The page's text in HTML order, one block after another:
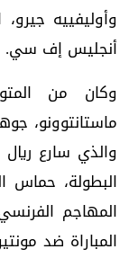
وأوليفييه
أنجليس إف سي.
وكان من
والذي سارع
البطولة، حماس
المهاجم
المباراة ضد